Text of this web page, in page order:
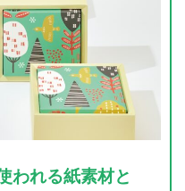
われる紙素材と